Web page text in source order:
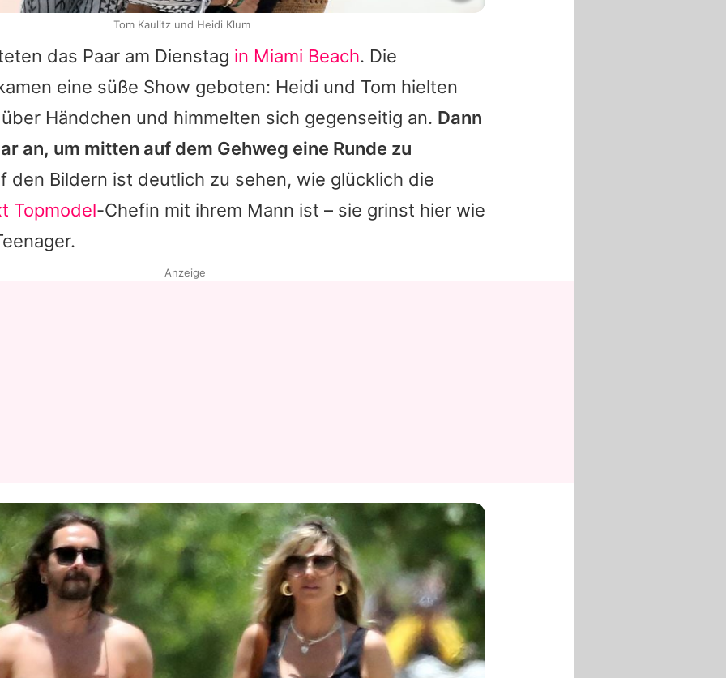
das Paar am Dienstag in Miami Beach. Die
eine süße Show geboten: Heidi und Tom hielten
Händchen und himmelten sich gegenseitig an. Dann
an, um mitten auf dem Gehweg eine Runde zu
den Bildern ist deutlich zu sehen, wie glücklich die
Topmodel-Chefin mit ihrem Mann ist – sie grinst hier wie
Tom Kaulitz und Heidi Klum
Anzeige